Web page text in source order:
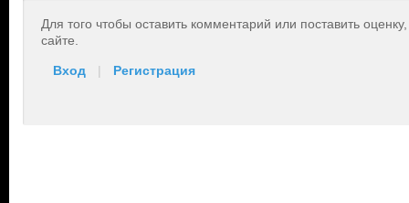
Для того чтобы оставить комментарий или поставить
сайте.
Вход | Регистрация